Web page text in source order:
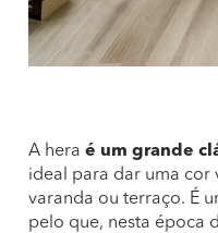
A hera é um grande
ideal para dar uma cor
varanda ou terraço. É
pelo que, nesta época